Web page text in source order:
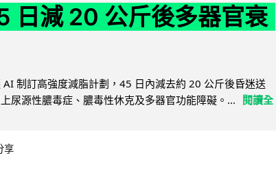
日減 20 公斤後多器官衰
AI 制訂高強度減脂計劃，45 日內減去約 20 公斤後昏迷送
尿源性膿毒症、膿毒性休克及多器官功能障礙。... 閱讀全
享